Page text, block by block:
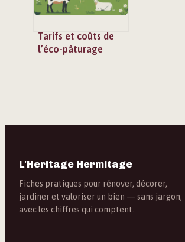
Tarifs et coûts de
l’éco-pâturage
L'Heritage Hermitage
Fiches pratiques pour rénover, décorer,
jardiner et valoriser un bien — sans jargon,
avec les chiffres qui comptent.